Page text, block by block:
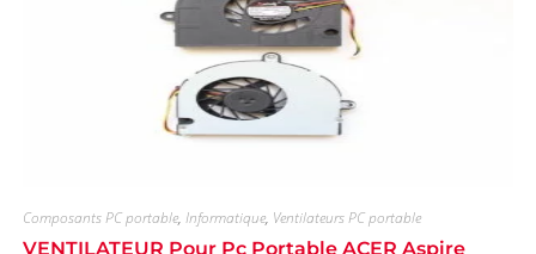
Composants PC portable, Informatique, Ventilateurs PC portable
VENTILATEUR Pour Pc Portable ACER Aspire